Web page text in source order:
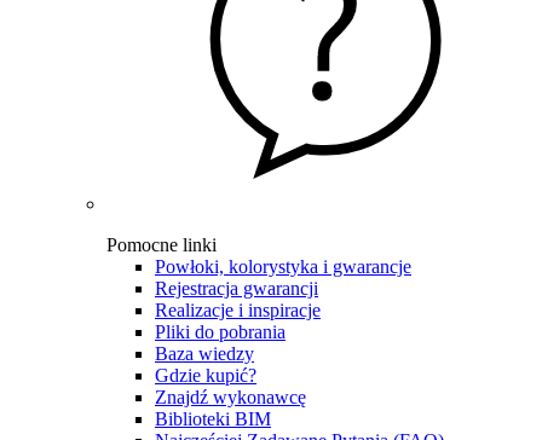
Pomocne linki
Powłoki, kolorystyka i gwarancje
Rejestracja gwarancji
Realizacje i inspiracje
Pliki do pobrania
Baza wiedzy
Gdzie kupić?
Znajdź wykonawcę
Biblioteki BIM